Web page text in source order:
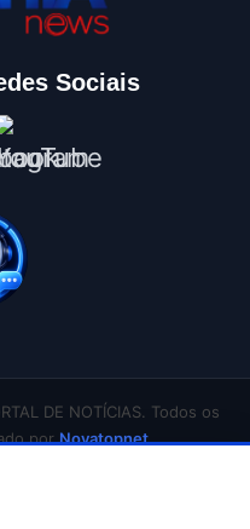
Sociais
DE NOTÍCIAS. Todos os
porNovatopnet